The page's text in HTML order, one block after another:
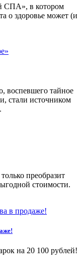
СПА», в котором
о здоровье может (и
воспевшего тайное
стали источником
преобразит
стоимости.
на 20 100 рублей!